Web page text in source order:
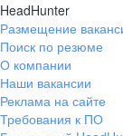
HeadHunter
Размещение
Поиск по резюме
О компании
Наши вакансии
Реклама на сайте
Требования к ПО